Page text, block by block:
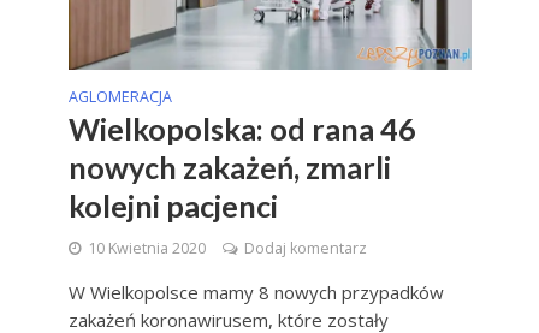
AGLOMERACJA
Wielkopolska: od rana 46
nowych zakażeń, zmarli
kolejni pacjenci
10 Kwietnia 2020 Dodaj komentarz
W Wielkopolsce mamy 8 nowych przypadków
zakażeń koronawirusem, które zostały